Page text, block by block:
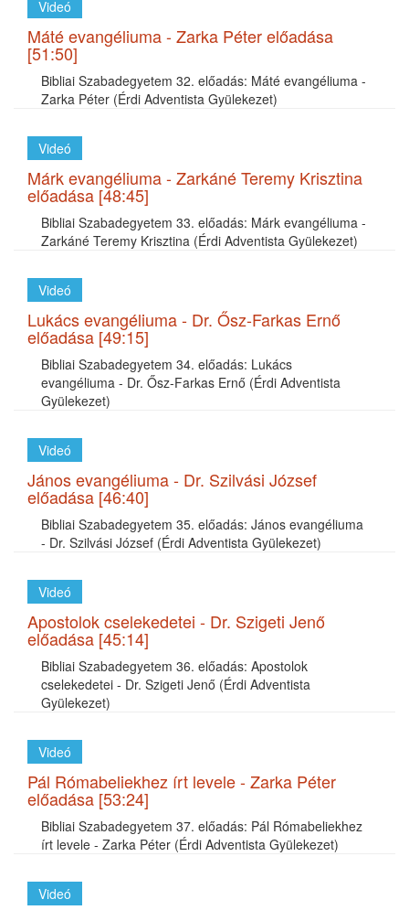
Videó
Máté evangéliuma - Zarka Péter előadása
[51:50]
Bibliai Szabadegyetem 32. előadás: Máté evangéliuma -
Zarka Péter (Érdi Adventista Gyülekezet)
Videó
Márk evangéliuma - Zarkáné Teremy Krisztina
előadása [48:45]
Bibliai Szabadegyetem 33. előadás: Márk evangéliuma -
Zarkáné Teremy Krisztina (Érdi Adventista Gyülekezet)
Videó
Lukács evangéliuma - Dr. Ősz-Farkas Ernő
előadása [49:15]
Bibliai Szabadegyetem 34. előadás: Lukács
evangéliuma - Dr. Ősz-Farkas Ernő (Érdi Adventista
Gyülekezet)
Videó
János evangéliuma - Dr. Szilvási József
előadása [46:40]
Bibliai Szabadegyetem 35. előadás: János evangéliuma
- Dr. Szilvási József (Érdi Adventista Gyülekezet)
Videó
Apostolok cselekedetei - Dr. Szigeti Jenő
előadása [45:14]
Bibliai Szabadegyetem 36. előadás: Apostolok
cselekedetei - Dr. Szigeti Jenő (Érdi Adventista
Gyülekezet)
Videó
Pál Rómabeliekhez írt levele - Zarka Péter
előadása [53:24]
Bibliai Szabadegyetem 37. előadás: Pál Rómabeliekhez
írt levele - Zarka Péter (Érdi Adventista Gyülekezet)
Videó